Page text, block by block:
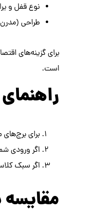
نوع قفل و
طراحی
برای گزینه‌های
است.
برای
اگر ورودی
اگر سبک
مقایسه